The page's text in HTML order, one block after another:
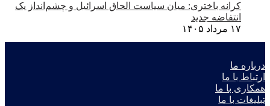
کرانه باختری: میان سیاست الحاق اسرائیل و چشم‌انداز یک
انتفاضه جدید
۱۷ مرداد ۱۴۰۵
درباره ما
ارتباط با ما
همکاری با ما
تبلیغات با ما